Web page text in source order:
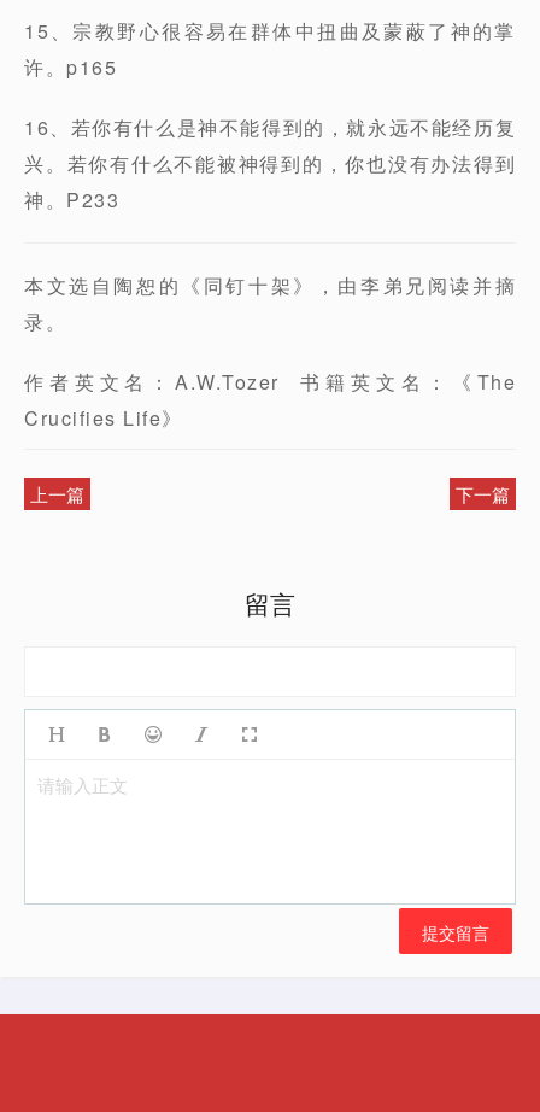
15、宗教野心很容易在群体中扭曲及蒙蔽了神的掌
许。p165
16、若你有什么是神不能得到的，就永远不能经历复
兴。若你有什么不能被神得到的，你也没有办法得到
神。P233
本文选自陶恕的《同钉十架》，由李弟兄阅读并摘
录。
作者英文名：A.W.Tozer 书籍英文名：《The
Crucifies Life》
上一篇 下一篇
留言
请输入正文
提交留言